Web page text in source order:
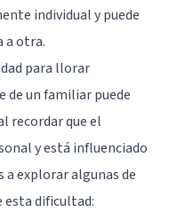
individual y puede
a otra.
para llorar
de un familiar puede
recordar que el
y está influenciado
a explorar algunas de
esta dificultad: